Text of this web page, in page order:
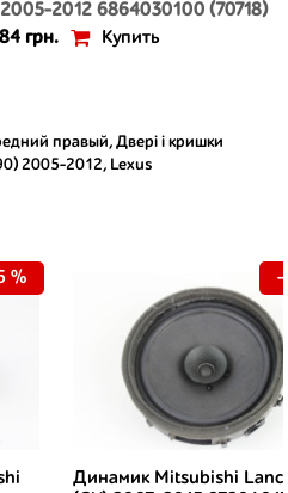
2005-2012 6864030100 (70718)
грн. Купить
правый, Двері і кришки
2005-2012, Lexus
%
Динамик Mitsubishi
-